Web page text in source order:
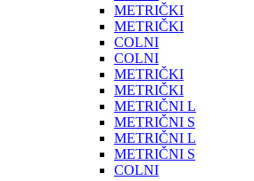
METRIČKI
METRIČKI
COLNI
COLNI
METRIČKI
METRIČKI
METRIČNI L
METRIČNI S
METRIČNI L
METRIČNI S
COLNI